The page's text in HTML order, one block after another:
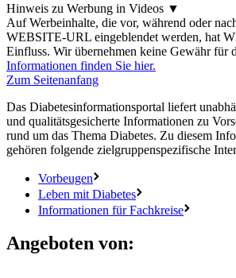
Hinweis zu Werbung in Videos ▼
Auf Werbeinhalte, die vor, während oder
WEBSITE-URL eingeblendet werden, hat
Einfluss. Wir übernehmen keine Gewähr für
Informationen finden Sie hier.
Zum Seitenanfang
Das Diabetesinformationsportal liefert
und qualitätsgesicherte Informationen zu
rund um das Thema Diabetes. Zu diesem
gehören folgende zielgruppenspezifische
Vorbeugen
Leben mit Diabetes
Informationen für Fachkreise
Angeboten von: